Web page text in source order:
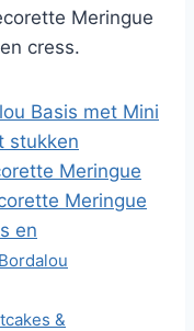
Meringue
cress.
Basis met Mini
stukken
Meringue
Meringue
en
Bordalou
&